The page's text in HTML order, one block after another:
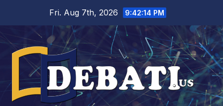
content
Fri. Aug 7th, 2026 9:42:15 PM